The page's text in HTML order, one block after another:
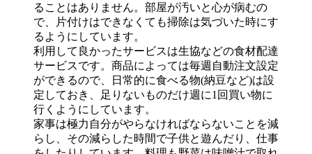
ることはありません。部屋が汚いと心が病むの
で、片付けはできなくても掃除は気づいた時にす
るようにしています。
利用して良かったサービスは生協などの食材配達
サービスです。商品によっては毎週自動注文設定
ができるので、日常的に食べる物(納豆など)は設
定しておき、足りないものだけ週に1回買い物に
行くようにしています。
家事は極力自分がやらなければならないことを減
らし、その減らした時間で子供と遊んだり、仕事